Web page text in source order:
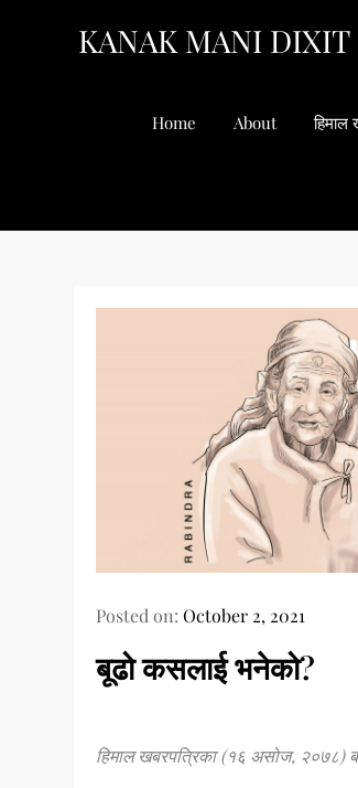
KANAK MANI DIXIT
Home About हिमाल
Posted on:October 2, 2021
बूढो कसलाई भनेको?
हिमाल खबरपत्रिका (१६ असोज, २०७८)